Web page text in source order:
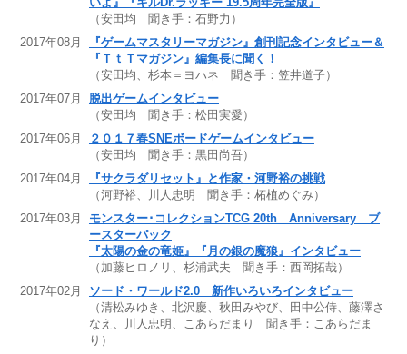
（安田均 聞き手：石野力）
2017年08月
『ゲームマスタリーマガジン』創刊記念インタビュー＆
『ＴｔＴマガジン』編集長に聞く！
（安田均、杉本＝ヨハネ 聞き手：笠井道子）
2017年07月
脱出ゲームインタビュー
（安田均 聞き手：松田実愛）
2017年06月
２０１７春SNEボードゲームインタビュー
（安田均 聞き手：黒田尚吾）
2017年04月
『サクラダリセット』と作家・河野裕の挑戦
（河野裕、川人忠明 聞き手：柘植めぐみ）
2017年03月
モンスター･コレクションTCG 20th Anniversary ブ
ースターパック
『太陽の金の竜姫』『月の銀の魔狼』インタビュー
（加藤ヒロノリ、杉浦武夫 聞き手：西岡拓哉）
2017年02月
ソード・ワールド2.0 新作いろいろインタビュー
（清松みゆき、北沢慶、秋田みやび、田中公侍、藤澤さ
なえ、川人忠明、こあらだまり 聞き手：こあらだま
り）